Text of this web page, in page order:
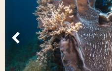
Vorige